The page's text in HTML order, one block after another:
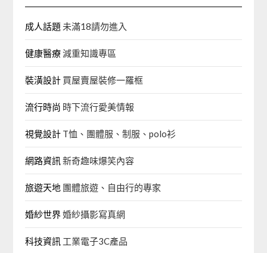
成人話題 未滿18請勿進入
健康醫療減重知識專區
裝潢設計 買屋賣屋裝修一羅框
流行時尚 時下流行愛美情報
視覺設計 T恤、團體服、制服、polo衫
網路資訊 新奇趣味爆笑內容
旅遊天地 團體旅遊、自由行的專家‎
婚紗世界婚紗攝影寫真網
科技資訊 工業電子3C產品